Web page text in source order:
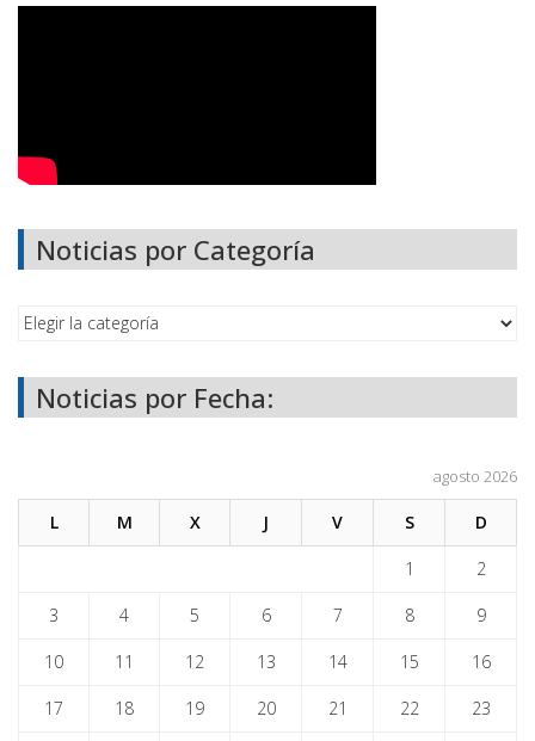
Noticias por Categoría
Noticias por Fecha:
agosto 2026
L M X J V S D
1 2
3 4 5 6 7 8 9
10 11 12 13 14 15 16
17 18 19 20 21 22 23